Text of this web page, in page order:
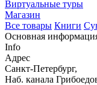
Виртуальные туры
Магазин
Все товары Книги
Основная
Info
Адрес
Санкт-Петербург,
Наб. канала